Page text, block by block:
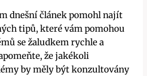
dnešní článek pomohl najít
tipů, ​které vám pomohou
se​ žaludkem rychle a
že jakékoli‍
by měly být konzultovány